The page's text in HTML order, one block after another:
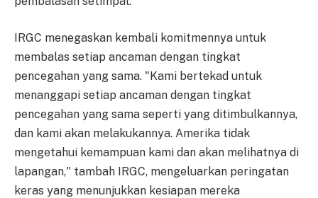
IRGC menegaskan kembali komitmennya untuk
membalas setiap ancaman dengan tingkat
pencegahan yang sama. "Kami bertekad untuk
menanggapi setiap ancaman dengan tingkat
pencegahan yang sama seperti yang ditimbulkannya,
dan kami akan melakukannya. Amerika tidak
mengetahui kemampuan kami dan akan melihatnya di
lapangan," tambah IRGC, mengeluarkan peringatan
keras yang menunjukkan kesiapan mereka